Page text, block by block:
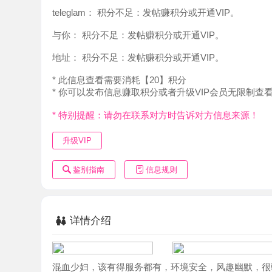
地址： 积分不足：发帖赚积分或开通VIP。
* 此信息查看需要消耗【20】积分
升级VIP
鉴别指南 信息规则
详情介绍
料，情绪价值拉满，各位狼友，赶紧冲！！！